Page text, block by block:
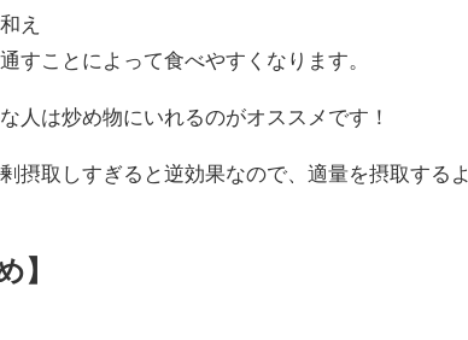
え
すことによって食べやすくなります。
人は炒め物にいれるのがオススメです！
摂取しすぎると逆効果なので、適量を摂取する
】